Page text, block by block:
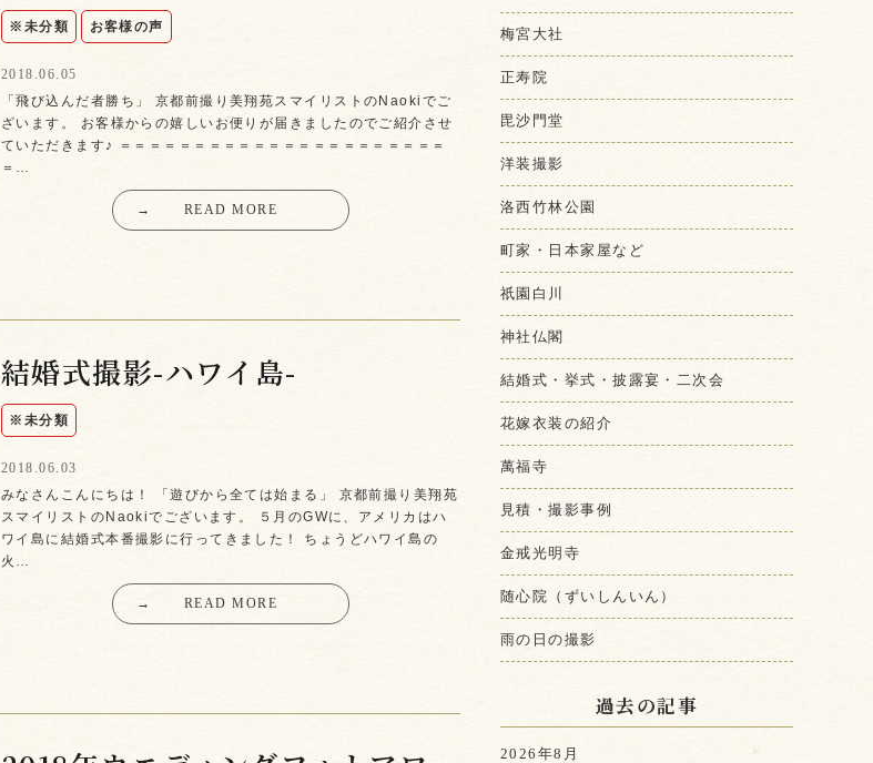
※未分類 お客様の声
2018.06.05
「飛び込んだ者勝ち」 京都前撮り美翔苑スマイリストのNaokiでご
ざいます。 お客様からの嬉しいお便りが届きましたのでご紹介させ
ていただきます♪ ＝＝＝＝＝＝＝＝＝＝＝＝＝＝＝＝＝＝＝＝＝＝
＝…
→ READ MORE
結婚式撮影-ハワイ島-
※未分類
2018.06.03
みなさんこんにちは！ 「遊びから全ては始まる」 京都前撮り美翔苑
スマイリストのNaokiでございます。 ５月のGWに、アメリカはハ
ワイ島に結婚式本番撮影に行ってきました！ ちょうどハワイ島の
火…
→ READ MORE
梅宮大社
正寿院
毘沙門堂
洋装撮影
洛西竹林公園
町家・日本家屋など
祇園白川
神社仏閣
結婚式・挙式・披露宴・二次会
花嫁衣装の紹介
萬福寺
見積・撮影事例
金戒光明寺
随心院（ずいしんいん）
雨の日の撮影
過去の記事
2026年8月